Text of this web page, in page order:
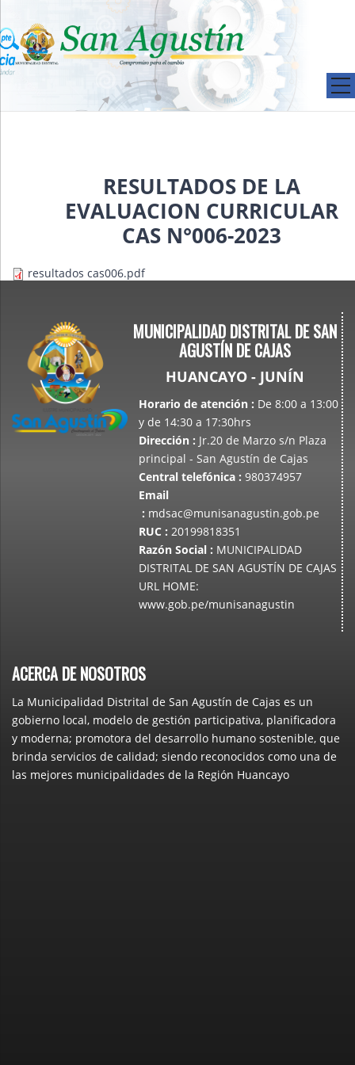
Pasar al contenido principal
RESULTADOS DE LA
EVALUACION CURRICULAR
CAS N°006-2023
resultados cas006.pdf
MUNICIPALIDAD DISTRITAL DE SAN
AGUSTÍN DE CAJAS
HUANCAYO - JUNÍN
Horario de atención : De 8:00 a 13:00
y de 14:30 a 17:30hrs
Dirección : Jr.20 de Marzo s/n Plaza
principal - San Agustín de Cajas
Central telefónica : 980374957
Email
: mdsac@munisanagustin.gob.pe
RUC : 20199818351
Razón Social : MUNICIPALIDAD
DISTRITAL DE SAN AGUSTÍN DE CAJAS
URL HOME:
www.gob.pe/munisanagustin
ACERCA DE NOSOTROS
La Municipalidad Distrital de San Agustín de Cajas es un
gobierno local, modelo de gestión participativa, planificadora
y moderna; promotora del desarrollo humano sostenible, que
brinda servicios de calidad; siendo reconocidos como una de
las mejores municipalidades de la Región Huancayo